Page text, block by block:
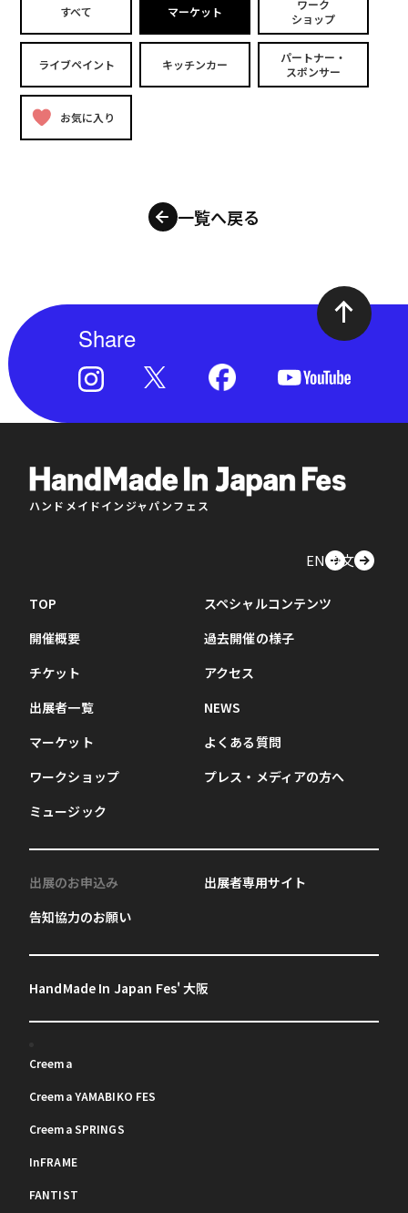
すべて マーケット
ワーク
ショップ
ライブペイント キッチンカー
パートナー・
スポンサー
お気に入り
一覧へ戻る
Share
ハンドメイドインジャパンフェス
EN中文
TOP
開催概要
チケット
出展者一覧
マーケット
ワークショップ
ミュージック
スペシャルコンテンツ
過去開催の様子
アクセス
NEWS
よくある質問
プレス・メディアの方へ
出展のお申込み
告知協力のお願い
出展者専用サイト
HandMade In Japan Fes' 大阪
Creema
Creema YAMABIKO FES
Creema SPRINGS
InFRAME
FANTIST